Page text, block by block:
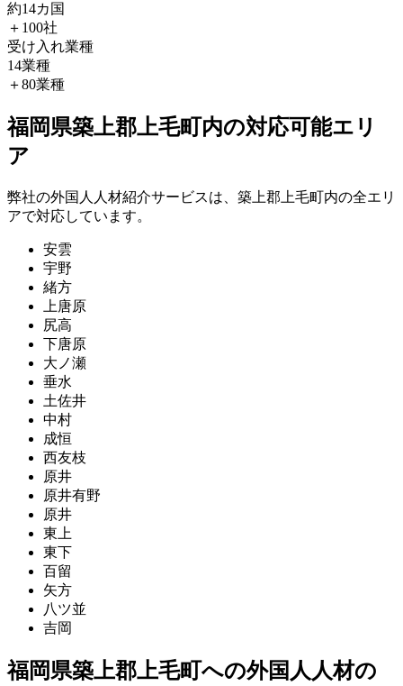
約14カ国
＋100社
受け入れ業種
14業種
＋80業種
福岡県築上郡上毛町内の対応可能エリ
ア
弊社の外国人人材紹介サービスは、築上郡上毛町内の全エリ
アで対応しています。
安雲
宇野
緒方
上唐原
尻高
下唐原
大ノ瀬
垂水
土佐井
中村
成恒
西友枝
原井
原井有野
原井
東上
東下
百留
矢方
八ツ並
吉岡
福岡県築上郡上毛町への外国人人材の